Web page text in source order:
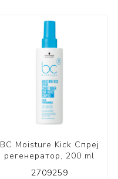
BC Moisture Kick Спреј
регенератор, 200 ml
2709259